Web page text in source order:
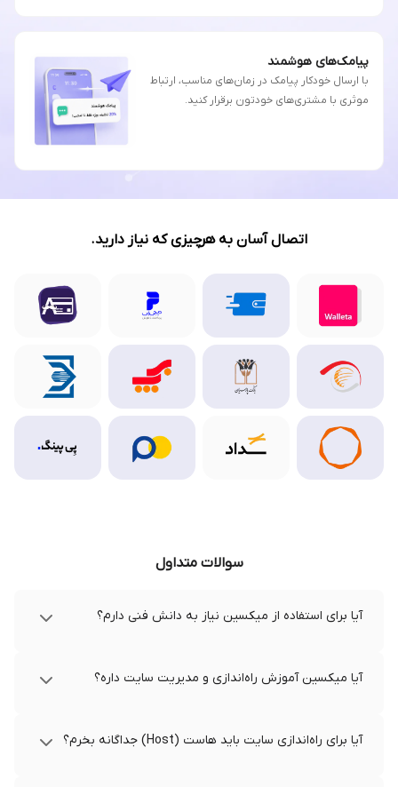
پیامک‌های هوشمند
با ارسال خودکار پیامک در زمان‌های مناسب، ارتباط
موثری با مشتری‌های خودتون برقرار کنید.
اتصال آسان به هرچیزی که نیاز دارید.
سوالات متداول
آیا برای استفاده از میکسین نیاز به دانش فنی دارم؟
آیا میکسین آموزش راه‌اندازی و مدیریت سایت داره؟
آیا برای راه‌اندازی سایت باید هاست (Host) جداگانه بخرم؟